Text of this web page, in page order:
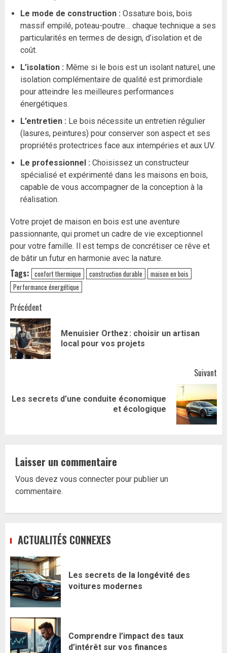
Le mode de construction : Ossature bois, bois
massif empilé, poteau-poutre… chaque technique a ses
particularités en termes de design, d’isolation et de
coût.
L’isolation : Même si le bois est un isolant naturel, une
isolation complémentaire de qualité est primordiale
pour atteindre les meilleures performances
énergétiques.
L’entretien : Le bois nécessite un entretien régulier
(lasures, peintures) pour conserver son aspect et ses
propriétés protectrices face aux intempéries et aux UV.
Le professionnel : Choisissez un constructeur
spécialisé et expérimenté dans les maisons en bois,
capable de vous accompagner de la conception à la
réalisation.
Votre projet de maison en bois est une aventure
passionnante, qui promet un cadre de vie exceptionnel
pour votre famille. Il est temps de concrétiser ce rêve et
de bâtir un futur en harmonie avec la nature.
Tags: confort thermique construction durable
maison en bois
Performance énergétique
Navigation
d’article
Précédent
Menuisier Orthez : choisir un artisan
local pour vos projets
Suivant
Article
Les secrets d’une conduite économique
et écologique
Laisser un commentaire
Vous devez vous connecter pour publier un
commentaire.
ACTUALITÉS CONNEXES
Les secrets de la longévité des
voitures modernes
Comprendre l’impact des taux
d’intérêt sur vos finances